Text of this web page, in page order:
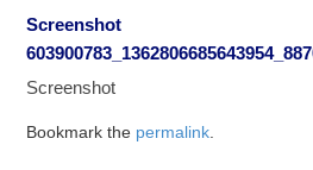
Screenshot
Screenshot
Bookmark the permalink